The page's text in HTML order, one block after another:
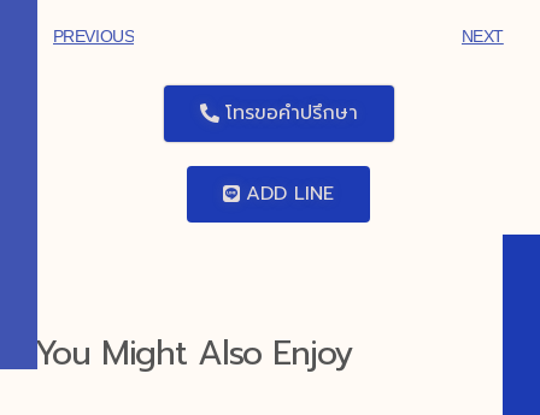
PREVIOUS NEXT
โทรขอคำปรึกษา
ADD LINE
You Might Also Enjoy